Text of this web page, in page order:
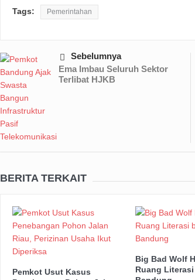
Tags: Pemerintahan
Sebelumnya
Ema Imbau Seluruh Sektor
Terlibat HJKB
BERITA TERKAIT
Pemkot Usut Kasus
Big Bad Wolf
Ruang